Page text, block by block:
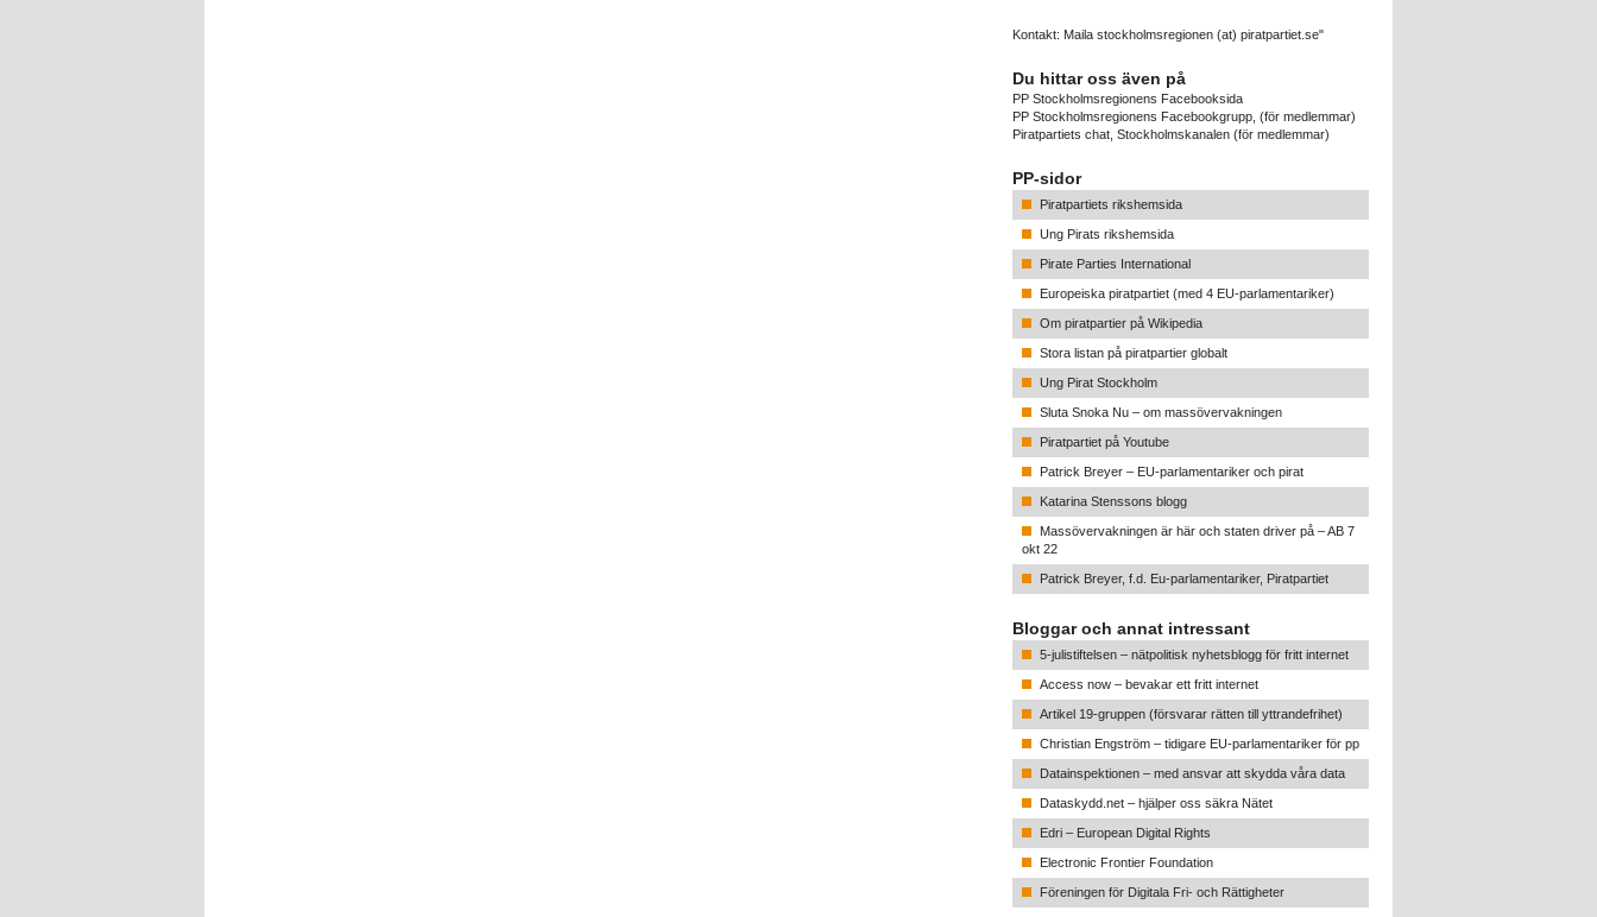
Kontakt: Maila stockholmsregionen (at) piratpartiet.se"
Du hittar oss även på
PP Stockholmsregionens Facebooksida
PP Stockholmsregionens Facebookgrupp , (för medlemmar)
Piratpartiets chat, Stockholmskanalen (för medlemmar)
PP-sidor
Piratpartiets rikshemsida
Ung Pirats rikshemsida
Pirate Parties International
Europeiska piratpartiet (med 4 EU-parlamentariker)
Om piratpartier på Wikipedia
Stora listan på piratpartier globalt
Ung Pirat Stockholm
Sluta Snoka Nu – om massövervakningen
Piratpartiet på Youtube
Patrick Breyer – EU-parlamentariker och pirat
Katarina Stenssons blogg
Massövervakningen är här och staten driver på – AB 7
okt 22
Patrick Breyer, f.d. Eu-parlamentariker, Piratpartiet
Bloggar och annat intressant
5-julistiftelsen – nätpolitisk nyhetsblogg för fritt internet
Access now – bevakar ett fritt internet
Artikel 19-gruppen (försvarar rätten till yttrandefrihet)
Christian Engström – tidigare EU-parlamentariker för pp
Datainspektionen – med ansvar att skydda våra data
Dataskydd.net – hjälper oss säkra Nätet
Edri – European Digital Rights
Electronic Frontier Foundation
Föreningen för Digitala Fri- och Rättigheter